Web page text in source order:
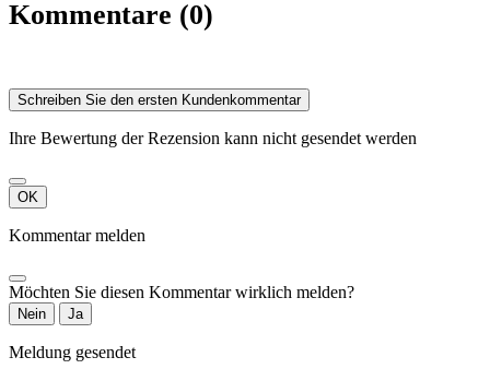
Kommentare (0)
Schreiben Sie den ersten Kundenkommentar
Ihre Bewertung der Rezension kann nicht gesendet werden
OK
Kommentar melden
Möchten Sie diesen Kommentar wirklich melden?
Nein Ja
Meldung gesendet